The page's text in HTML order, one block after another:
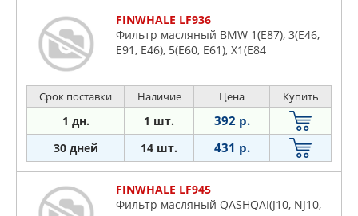
FINWHALE LF936
Фильтр масляный BMW 1(E87), 3(E46,
E91, E46), 5(E60, E61), X1(E84
Срок поставки Наличие Цена Купить
1 дн. 1 шт. 392 р.
30 дней 14 шт. 431 р.
FINWHALE LF945
Фильтр масляный QASHQAI(J10, NJ10,